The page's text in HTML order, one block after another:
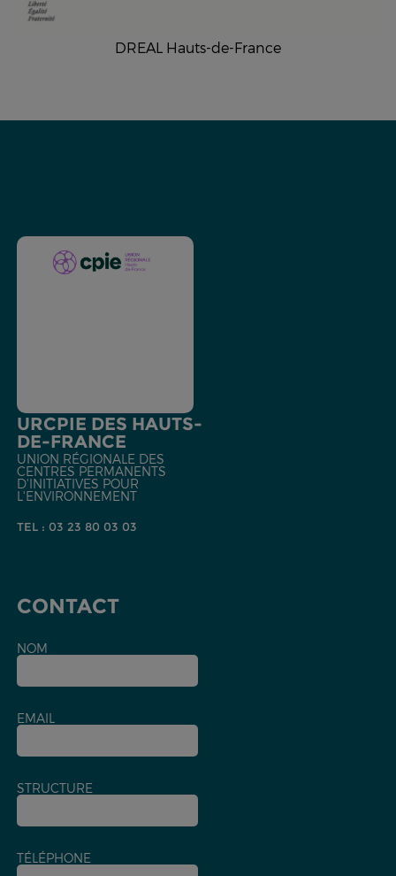
DREAL Hauts-de-France
URCPIE DES HAUTS-
DE-FRANCE
UNION RÉGIONALE DES
CENTRES PERMANENTS
D'INITIATIVES POUR
L'ENVIRONNEMENT
TEL : 03 23 80 03 03
CONTACT
NOM
EMAIL
STRUCTURE
TÉLÉPHONE